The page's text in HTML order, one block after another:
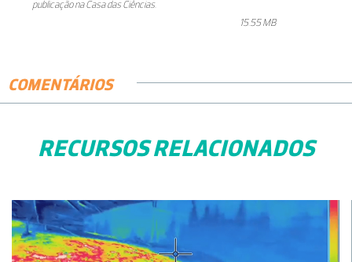
publicação na Casa das Ciências.
15.55 MB
COMENTÁRIOS
RECURSOS RELACIONADOS